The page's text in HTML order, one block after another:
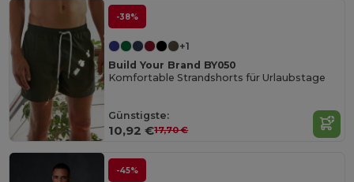
-38%
+1
Build Your Brand BY050
Komfortable Strandshorts für Urlaubstage
Günstigste:
10,92 €17,70 €
-45%